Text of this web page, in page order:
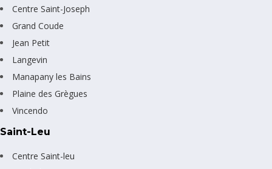
Centre Saint-Joseph
Grand Coude
Jean Petit
Langevin
Manapany les Bains
Plaine des Grègues
Vincendo
Saint-Leu
Centre Saint-leu